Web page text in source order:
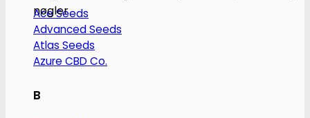
Ace Seeds
Advanced Seeds
Atlas Seeds
Azure CBD Co.
B
nøgler